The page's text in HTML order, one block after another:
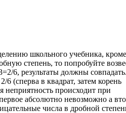
школьного учебника,
степень, то попробуйте
6, результаты должны совпадать.
6 (сперва в квадрат, затем корень
неприятность происходит при
абсолютно невозможно а
числа в дробной